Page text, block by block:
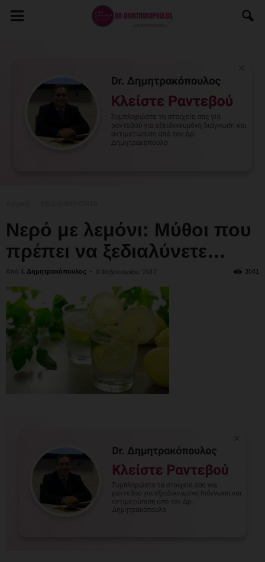
Νερό με λεμόνι: Μύθοι που
πρέπει να ξεδιαλύνετε…
Από Ι. Δημητρακόπουλος - 9 Φεβρουαρίου, 2017 3541